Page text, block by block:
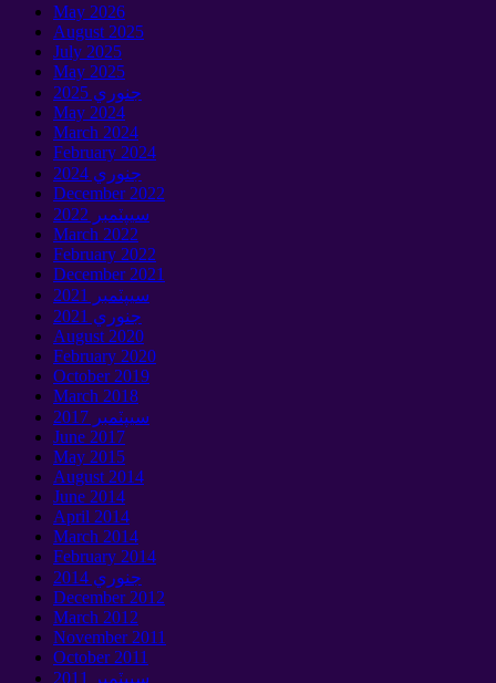
May 2026
August 2025
July 2025
May 2025
جنوري 2025
May 2024
March 2024
February 2024
جنوري 2024
December2022
سيپٽمبر 2022
March 2022
February 2022
December2021
سيپٽمبر 2021
جنوري 2021
August 2020
February 2020
October2019
March 2018
سيپٽمبر 2017
June 2017
May 2015
August 2014
June 2014
April 2014
March 2014
February 2014
جنوري 2014
December2012
March 2012
November2011
October2011
سيپٽمبر 2011